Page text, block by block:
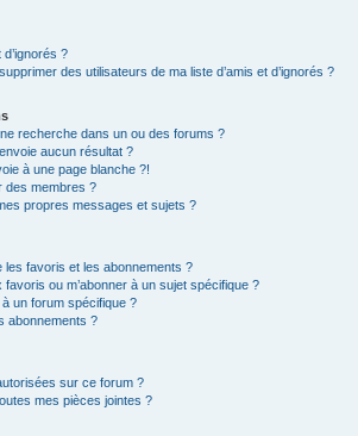
?
des utilisateurs de ma liste d’amis et d’ignorés ?
recherche dans un ou des forums ?
aucun résultat ?
à une page blanche ?!
des membres ?
propres messages et sujets ?
les favoris et les abonnements ?
ou m’abonner à un sujet spécifique ?
un forum spécifique ?
abonnements ?
sur ce forum ?
mes pièces jointes ?